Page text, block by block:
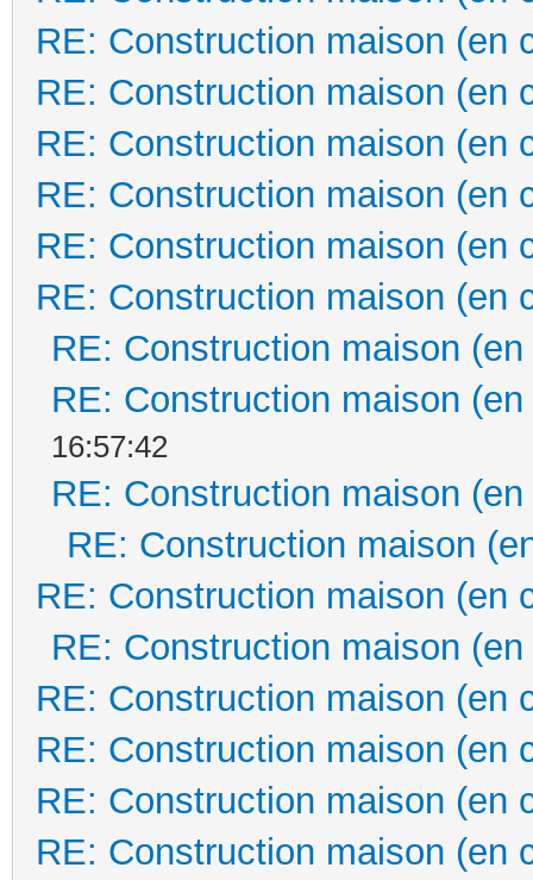
RE: Construction maison (en
RE: Construction maison (en
RE: Construction maison (en
RE: Construction maison (en
RE: Construction maison (en
RE: Construction maison (en
RE: Construction maison
RE: Construction maison
16:57:42
RE: Construction maison
RE: Construction maison
RE: Construction maison (en
RE: Construction maison
RE: Construction maison (en
RE: Construction maison (en
RE: Construction maison (en
RE: Construction maison (en